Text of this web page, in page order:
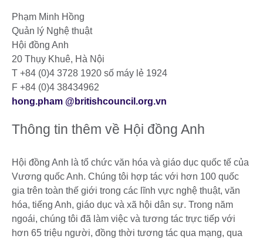
Phạm Minh Hồng
Quản lý Nghệ thuật
Hội đồng Anh
20 Thụy Khuê, Hà Nội
T +84 (0)4 3728 1920 số máy lẻ 1924
F +84 (0)4 38434962
hong.pham @britishcouncil.org.vn
Thông tin thêm về Hội đồng Anh
Hội đồng Anh là tổ chức văn hóa và giáo dục quốc tế của
Vương quốc Anh. Chúng tôi hợp tác với hơn 100 quốc
gia trên toàn thế giới trong các lĩnh vực nghệ thuật, văn
hóa, tiếng Anh, giáo dục và xã hội dân sự. Trong năm
ngoái, chúng tôi đã làm việc và tương tác trực tiếp với
hơn 65 triệu người, đồng thời tương tác qua mạng, qua